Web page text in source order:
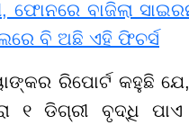
ଫୋନରେ ବାଜିଲା
ବି ଅଛି ଏହି ଫିଚର୍ସ
ରିପୋର୍ଟ କହୁଛି ଯେ,
୧ ଡିଗ୍ରୀ ବୃଦ୍ଧି ପାଏ